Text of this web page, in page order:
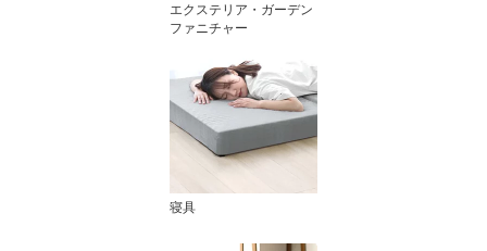
エクステリア・ガーデン
ファニチャー
寝具